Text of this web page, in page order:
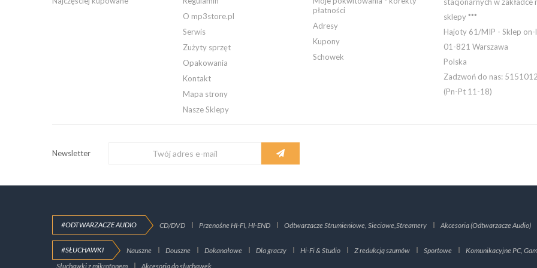
O mp3store.pl
Serwis
Zużyty sprzęt
Opakowania
Kontakt
Mapa strony
Nasze Sklepy
płatności
Adresy
Kupony
Schowek
sklepy ***
Hajoty 61/MIP - Sklep on-
01-821 Warszawa
Polska
Zadzwoń do nas:
(Pn-Pt 11-18)
Newsletter
#ODTWARZACZE AUDIO CD/DVD Przenośne HI-FI, HI-END Odtwarzacze Strumieniowe, Sieciowe,Streamery Akcesoria (Odtwarzacze Audio)
#SŁUCHAWKI Nauszne Douszne Dokanałowe Dla graczy Hi-Fi & Studio Z redukcją szumów Sportowe Komunikacyjne PC,
Słuchawki z mikrofonem
Akcesoria do słuchawek